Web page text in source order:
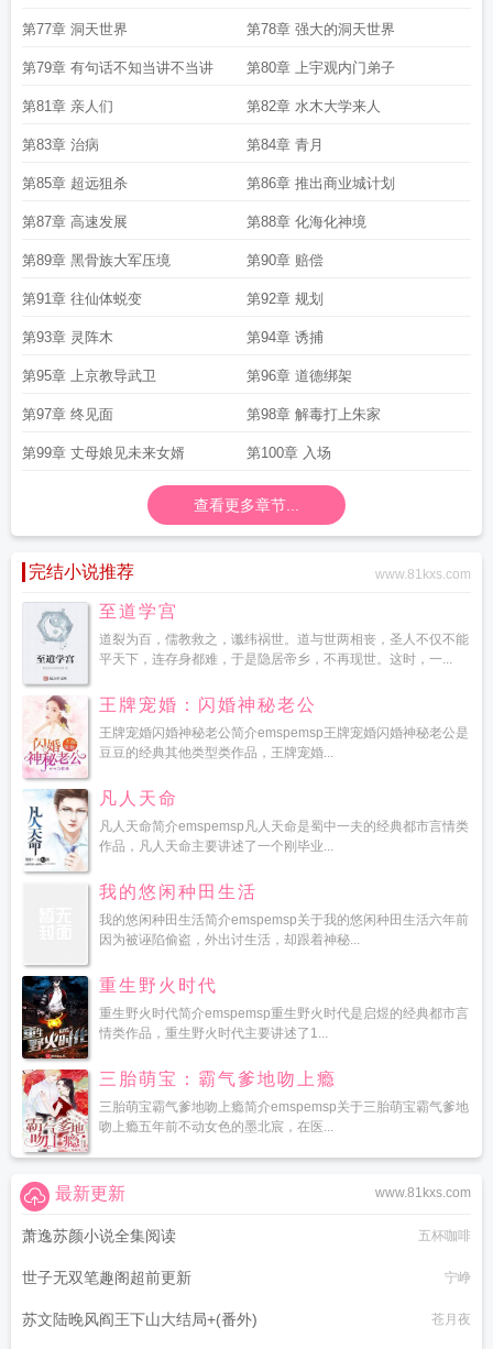
第77章 洞天世界 第78章 强大的洞天世界
第79章 有句话不知当讲不当讲 第80章 上宇观内门弟子
第81章 亲人们 第82章 水木大学来人
第83章 治病 第84章 青月
第85章 超远狙杀 第86章 推出商业城计划
第87章 高速发展 第88章 化海化神境
第89章 黑骨族大军压境 第90章 赔偿
第91章 往仙体蜕变 第92章 规划
第93章 灵阵木 第94章 诱捕
第95章 上京教导武卫 第96章 道德绑架
第97章 终见面 第98章 解毒打上朱家
第99章 丈母娘见未来女婿 第100章 入场
查看更多章节...
完结小说推荐 www.81kxs.com
至道学宫
道裂为百，儒教救之，谶纬祸世。道与世两相丧，圣人不仅不能
平天下，连存身都难，于是隐居帝乡，不再现世。这时，一...
王牌宠婚：闪婚神秘老公
王牌宠婚闪婚神秘老公简介emspemsp王牌宠婚闪婚神秘老公是
豆豆的经典其他类型类作品，王牌宠婚...
凡人天命
凡人天命简介emspemsp凡人天命是蜀中一夫的经典都市言情类
作品，凡人天命主要讲述了一个刚毕业...
我的悠闲种田生活
我的悠闲种田生活简介emspemsp关于我的悠闲种田生活六年前
因为被诬陷偷盗，外出讨生活，却跟着神秘...
重生野火时代
重生野火时代简介emspemsp重生野火时代是启煜的经典都市言
情类作品，重生野火时代主要讲述了1...
三胎萌宝：霸气爹地吻上瘾
三胎萌宝霸气爹地吻上瘾简介emspemsp关于三胎萌宝霸气爹地
吻上瘾五年前不动女色的墨北宸，在医...
www.81kxs.com
最新更新
萧逸苏颜小说全集阅读 五杯咖啡
世子无双笔趣阁超前更新 宁峥
苏文陆晚风阎王下山大结局+(番外) 苍月夜